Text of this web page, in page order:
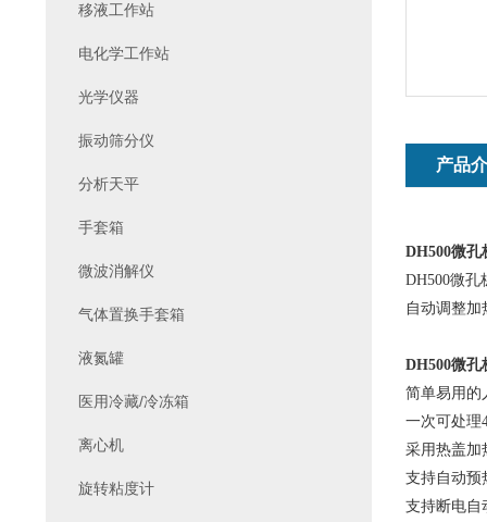
产品
DH500微孔
DH500微孔
自动调整
DH500微孔
简单易用的
一次可处理
采用热盖加
支持自动预
支持断电自
移液工作站
电化学工作站
光学仪器
振动筛分仪
分析天平
手套箱
微波消解仪
气体置换手套箱
液氮罐
医用冷藏/冷冻箱
离心机
旋转粘度计